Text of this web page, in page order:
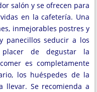
salón y se ofrecen para
en la cafetería. Una
inmejorables postres y
panecillos seducir a los
de degustar la
es completamente
los huéspedes de la
llevar. Se recomienda a